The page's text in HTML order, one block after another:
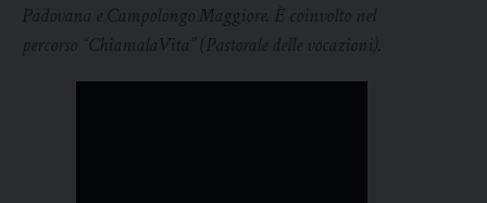
Padovana e Campolongo Maggiore. È coinvolto nel
percorso “ChiamalaVita” (Pastorale delle vocazioni).